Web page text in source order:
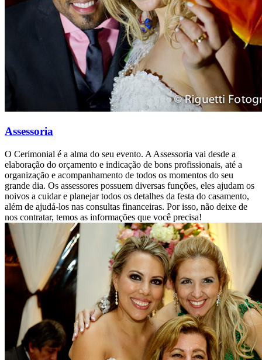
Assessoria
O Cerimonial é a alma do seu evento. A Assessoria vai desde a
elaboração do orçamento e indicação de bons profissionais, até a
organização e acompanhamento de todos os momentos do seu
grande dia. Os assessores possuem diversas funções, eles ajudam os
noivos a cuidar e planejar todos os detalhes da festa do casamento,
além de ajudá-los nas consultas financeiras. Por isso, não deixe de
nos contratar, temos as informações que você precisa!